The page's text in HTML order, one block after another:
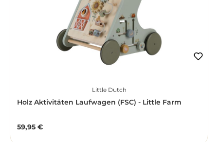
Little Dutch
Holz Aktivitäten Laufwagen (FSC) - Little Farm
Regulärer Preis:
59,95 €